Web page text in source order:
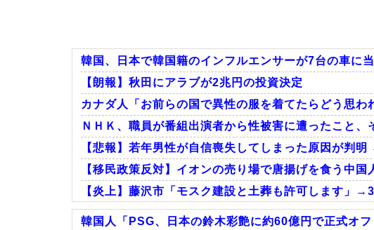
英国
韓国、日本で韓国籍のインフルエンサーが7台の車に
【朗報】秋田にアラブが2兆円の投資決定
カナダ人「お前らの国で異性の服を着てたらどう思わ
ＮＨＫ、職員が番組出演者から性被害に遭ったこと
【悲報】若年男性が自信喪失してしまった原因が
【移民政策反対】イオンの売り場で唐揚げを食う中国
【炎上】藤沢市「モスク建設と土葬も許可します」
韓国人「PSG、日本の鈴木彩艶に約60億円で正式オ